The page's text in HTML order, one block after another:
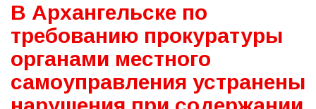
В Архангельске по
требованию прокуратуры
органами местного
самоуправления устранены